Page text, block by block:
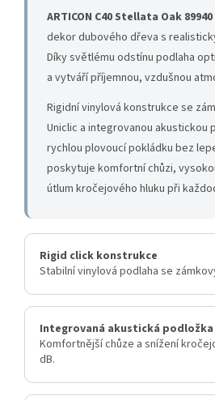
ARTICON C40 Stellata Oak 89940
dekor dubového dřeva s
Díky světlému odstínu podlaha
a vytváří příjemnou, vzdušnou
Rigidní vinylová konstrukce se
Uniclic a integrovanou akustickou
rychlou plovoucí pokládku bez
poskytuje komfortní chůzi,
útlum kročejového hluku při
Rigid click konstrukce
Stabilní vinylová podlaha se
Integrovaná akustická podložka
Komfortnější chůze a snížení
dB.